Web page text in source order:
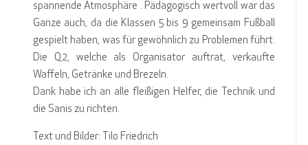
spannende Atmosphäre . Pädagogisch wertvoll war das
Ganze auch, da die Klassen 5 bis 9 gemeinsam Fußball
gespielt haben, was für gewöhnlich zu Problemen führt.
Die Q2, welche als Organisator auftrat, verkaufte
Waffeln, Getränke und Brezeln.
Dank habe ich an alle fleißigen Helfer, die Technik und
die Sanis zu richten.
Text und Bilder: Tilo Friedrich